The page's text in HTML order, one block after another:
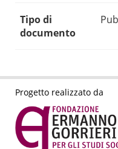
Tipo di
documento
Progetto realizzato da